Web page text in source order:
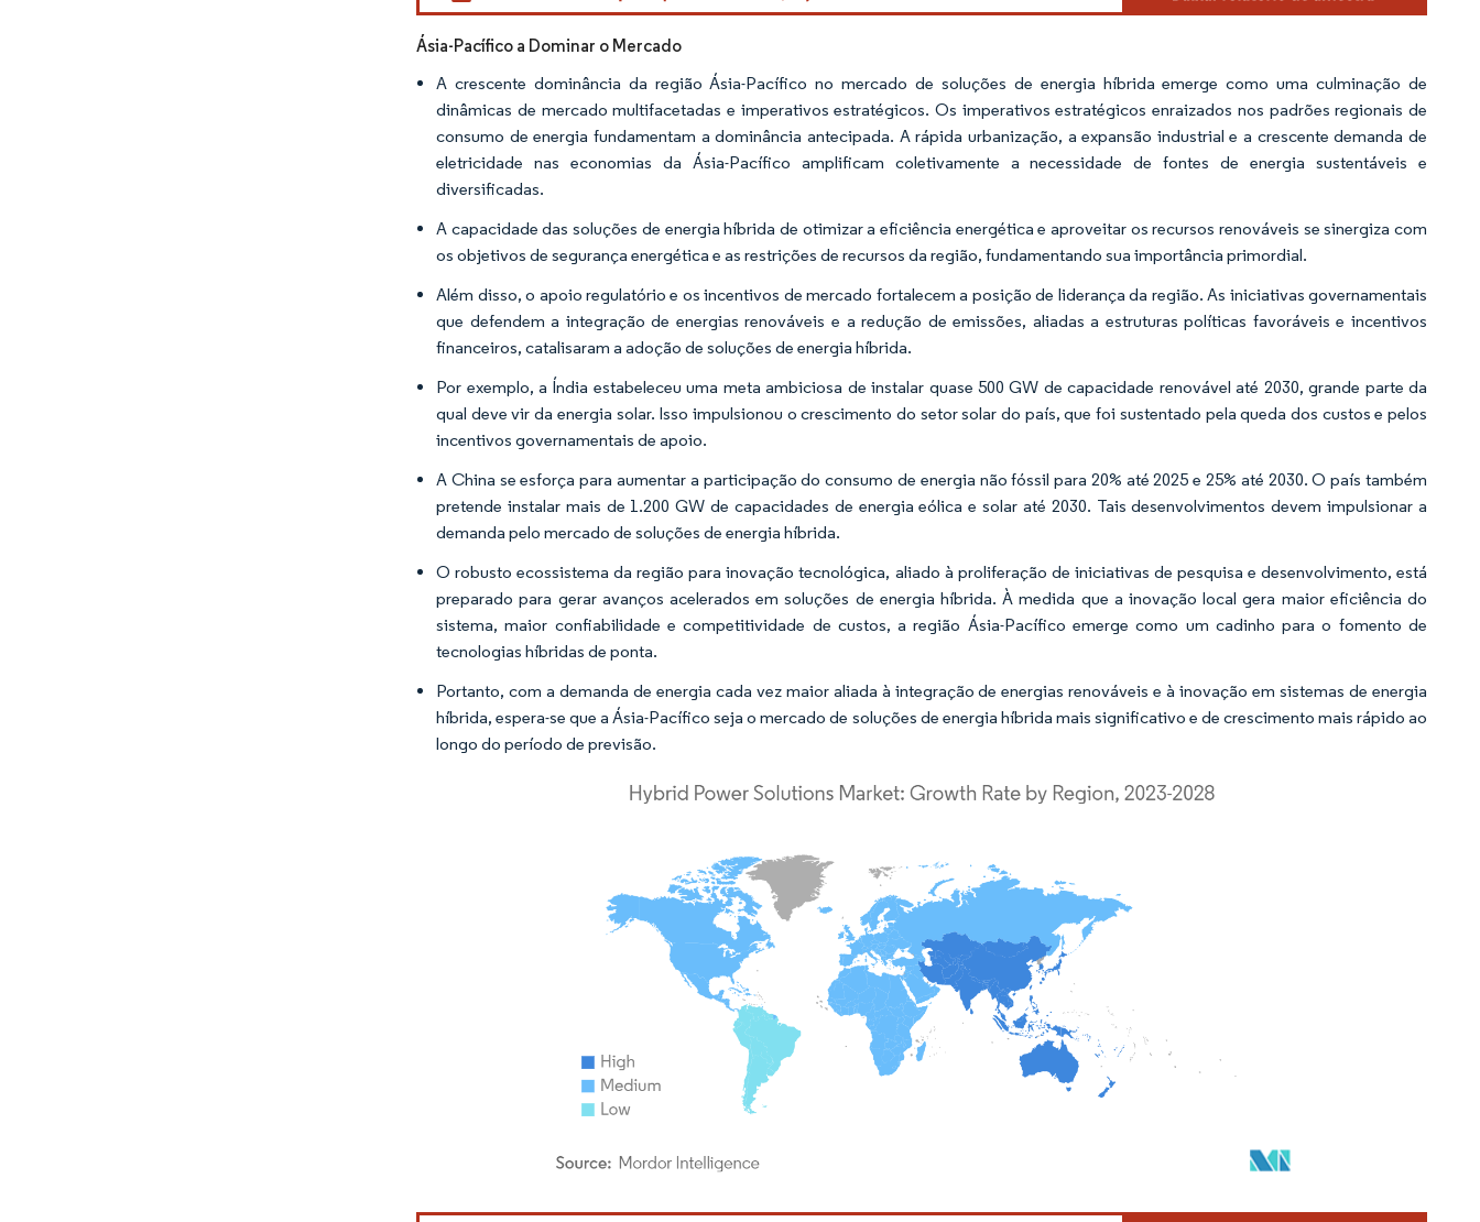
Ásia-Pacífico a Dominar o Mercado
A crescente dominância da região Ásia-Pacífico no mercado de soluções de energia híbrida emerge como uma culminação de
dinâmicas de mercado multifacetadas e imperativos estratégicos. Os imperativos estratégicos enraizados nos padrões regionais de
consumo de energia fundamentam a dominância antecipada. A rápida urbanização, a expansão industrial e a crescente demanda de
eletricidade nas economias da Ásia-Pacífico amplificam coletivamente a necessidade de fontes de energia sustentáveis e
diversificadas.
A capacidade das soluções de energia híbrida de otimizar a eficiência energética e aproveitar os recursos renováveis se sinergiza com
os objetivos de segurança energética e as restrições de recursos da região, fundamentando sua importância primordial.
Além disso, o apoio regulatório e os incentivos de mercado fortalecem a posição de liderança da região. As iniciativas governamentais
que defendem a integração de energias renováveis e a redução de emissões, aliadas a estruturas políticas favoráveis e incentivos
financeiros, catalisaram a adoção de soluções de energia híbrida.
Por exemplo, a Índia estabeleceu uma meta ambiciosa de instalar quase 500 GW de capacidade renovável até 2030, grande parte da
qual deve vir da energia solar. Isso impulsionou o crescimento do setor solar do país, que foi sustentado pela queda dos custos e pelos
incentivos governamentais de apoio.
A China se esforça para aumentar a participação do consumo de energia não fóssil para 20% até 2025 e 25% até 2030. O país também
pretende instalar mais de 1.200 GW de capacidades de energia eólica e solar até 2030. Tais desenvolvimentos devem impulsionar a
demanda pelo mercado de soluções de energia híbrida.
O robusto ecossistema da região para inovação tecnológica, aliado à proliferação de iniciativas de pesquisa e desenvolvimento, está
preparado para gerar avanços acelerados em soluções de energia híbrida. À medida que a inovação local gera maior eficiência do
sistema, maior confiabilidade e competitividade de custos, a região Ásia-Pacífico emerge como um cadinho para o fomento de
tecnologias híbridas de ponta.
Portanto, com a demanda de energia cada vez maior aliada à integração de energias renováveis e à inovação em sistemas de energia
híbrida, espera-se que a Ásia-Pacífico seja o mercado de soluções de energia híbrida mais significativo e de crescimento mais rápido ao
longo do período de previsão.
Imagem © Mordor Intelligence. O reuso requer atribuição conforme CC BY 4.0.